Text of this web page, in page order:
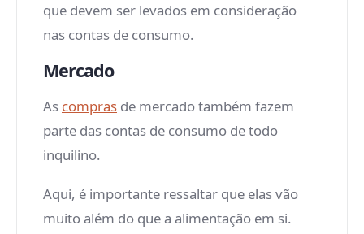
que devem ser levados em consideração
nas contas de consumo.
Mercado
As compras de mercado também fazem
parte das contas de consumo de todo
inquilino.
Aqui, é importante ressaltar que elas vão
muito além do que a alimentação em si.